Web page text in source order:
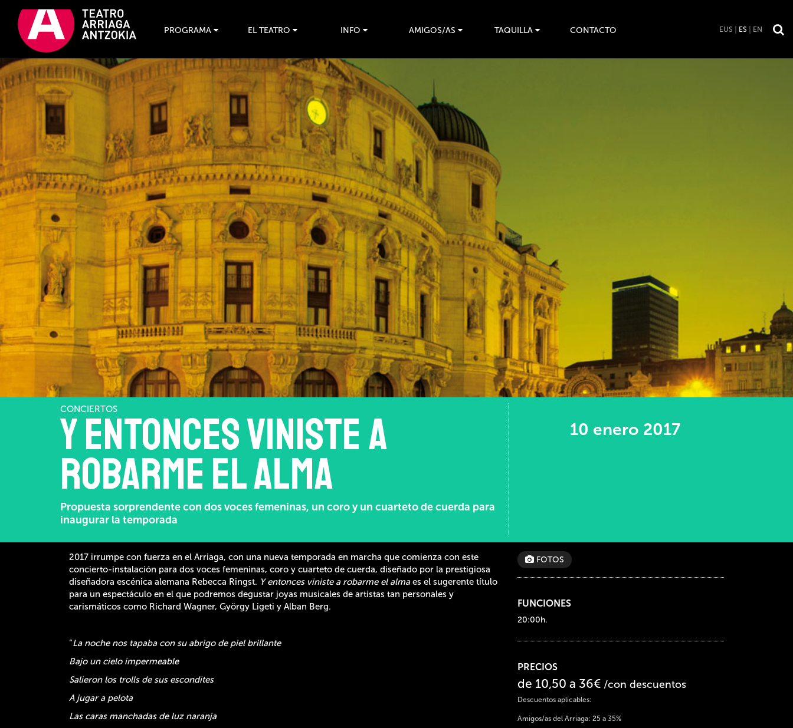
PROGRAMA EL TEATRO INFO AMIGOS/AS TAQUILLA CONTACTO EUS ES EN
CONCIERTOS
Y entonces viniste a
robarme el alma
Propuesta sorprendente con dos voces femeninas, un coro y un cuarteto de cuerda para
inaugurar la temporada
10 enero 2017
2017 irrumpe con fuerza en el Arriaga, con una nueva temporada en marcha que comienza con este
concierto-instalación para dos voces femeninas, coro y cuarteto de cuerda, diseñado por la prestigiosa
diseñadora escénica alemana Rebecca Ringst. Y entonces viniste a robarme el almaes el sugerente título
para un espectáculo en el que podremos degustar joyas musicales de artistas tan personales y
carismáticos como Richard Wagner, György Ligeti y Alban Berg.
“La noche nos tapaba con su abrigo de piel brillante
Bajo un cielo impermeable
Salieron los trolls de sus escondites
A jugar a pelota
Las caras manchadas de luz naranja
FOTOS
FUNCIONES
20:00h.
PRECIOS
de 10,50 a 36€ /con descuentos
Descuentos aplicables:
Amigos/as del Arriaga: 25 a 35%